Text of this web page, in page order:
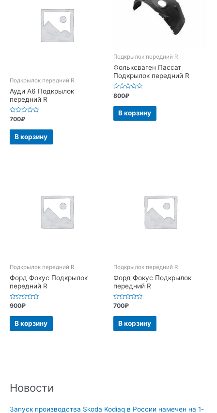
Новости
Запуск производства Skoda Kodiaq в России намечен на 1-
Подкрылок передний R
Ауди А6 Подкрылок
передний R
Оценка
из
700₽
В корзину
Подкрылок передний R
Фольксваген Пассат
Подкрылок передний R
Оценка
0
из
800₽
В корзину
Подкрылок передний R
Форд Фокус Подкрылок
передний R
Оценка
0
из
900₽
В корзину
Подкрылок передний R
Форд Фокус Подкрылок
передний R
Оценка
0
из
700₽
В корзину